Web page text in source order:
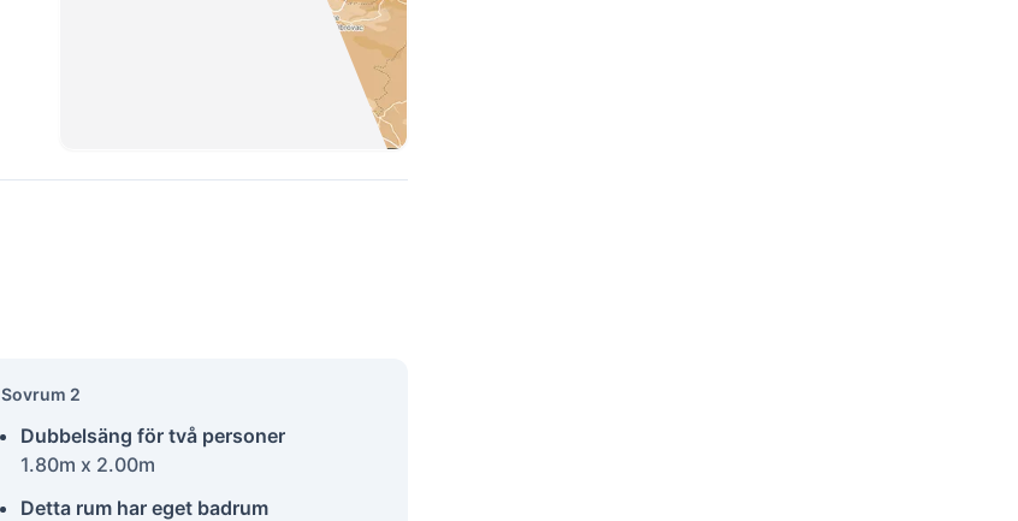
Sovrum 2
Dubbelsäng för två personer
1.80m x 2.00m
Detta rum har eget badrum